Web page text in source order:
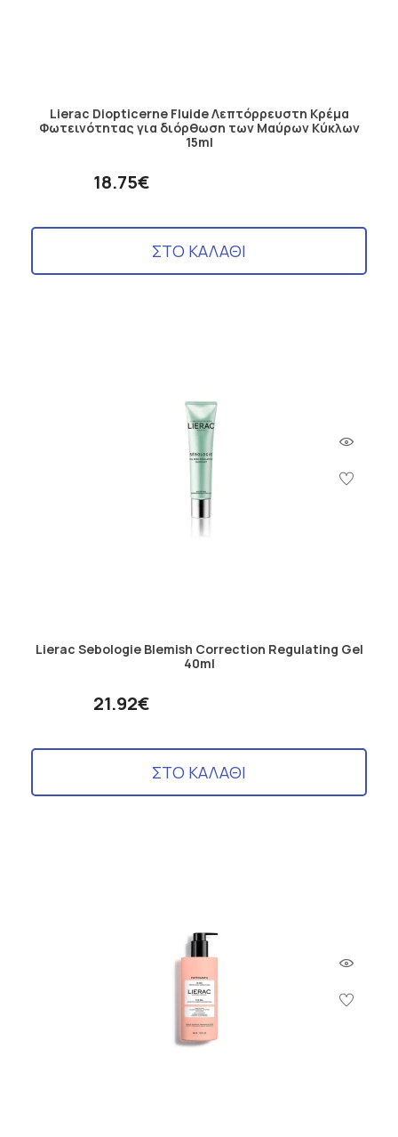
Lierac Diopticerne Fluide Λεπτόρρευστη Κρέμα
Φωτεινότητας για διόρθωση των Μαύρων Κύκλων
15ml
18.75€
ΣΤΟ ΚΑΛΑΘΙ
Lierac Sebologie Blemish Correction Regulating Gel
40ml
21.92€
ΣΤΟ ΚΑΛΑΘΙ